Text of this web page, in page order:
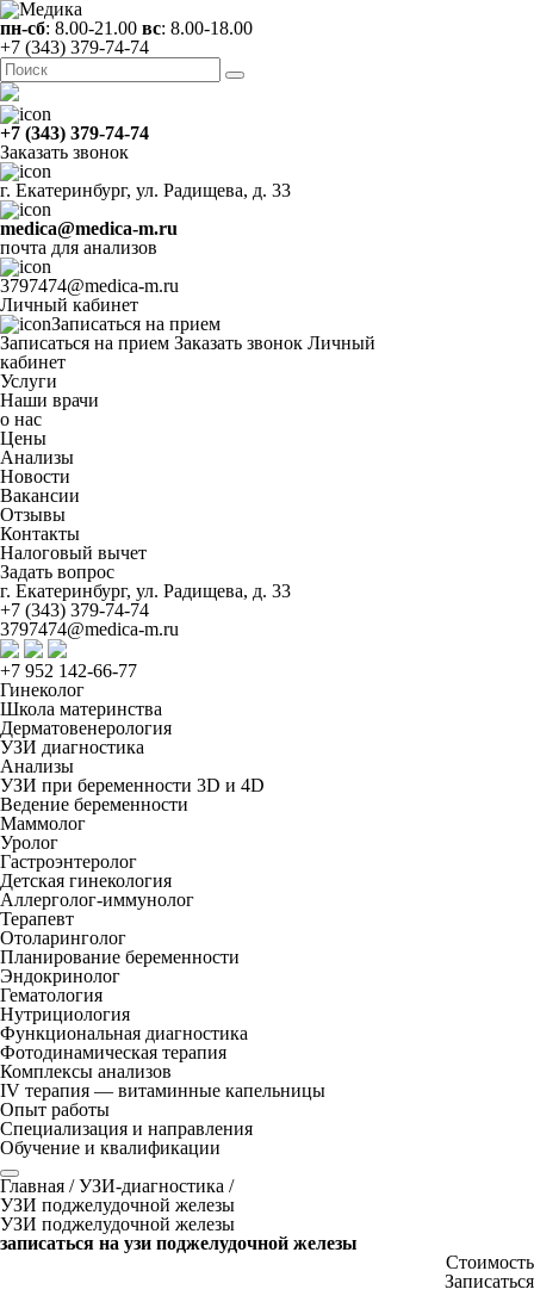
пн-сб: 8.00-21.00 вс: 8.00-18.00
+7 (343) 379-74-74
+7 (343) 379-74-74
Заказать звонок
г. Екатеринбург, ул. Радищева, д. 33
medica@medica-m.ru
почта для анализов
3797474@medica-m.ru
Личный кабинет
Записаться на прием
Записаться на прием Заказать звонок Личный
кабинет
Услуги
Наши врачи
о нас
Цены
Анализы
Новости
Вакансии
Отзывы
Контакты
Налоговый вычет
Задать вопрос
г. Екатеринбург, ул. Радищева, д. 33
+7 (343) 379-74-74
3797474@medica-m.ru
+7 952 142-66-77
Гинеколог
Школа материнства
Дерматовенерология
УЗИ диагностика
Анализы
УЗИ при беременности 3D и 4D
Ведение беременности
Маммолог
Уролог
Гастроэнтеролог
Детская гинекология
Аллерголог-иммунолог
Терапевт
Отоларинголог
Планирование беременности
Эндокринолог
Гематология
Нутрициология
Функциональная диагностика
Фотодинамическая терапия
Комплексы анализов
IV терапия — витаминные капельницы
Опыт работы
Специализация и направления
Обучение и квалификации
Главная /УЗИ-диагностика /
УЗИ поджелудочной железы
УЗИ поджелудочной железы
записаться на узи поджелудочной железы
Стоимость
Записаться